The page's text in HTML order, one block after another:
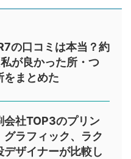
の口コミは本当？約
が良かった所・つ
をまとめた
会社TOP3のプリン
グラフィック、ラク
デザイナーが比較し